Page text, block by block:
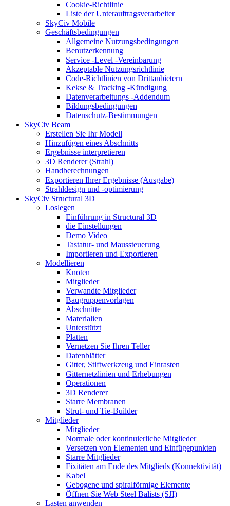
Cookie-Richtlinie
Liste der Unterauftragsverarbeiter
SkyCiv Mobile
Geschäftsbedingungen
Allgemeine Nutzungsbedingungen
Benutzerkennung
Service -Level -Vereinbarung
Akzeptable Nutzungsrichtlinie
Code-Richtlinien von Drittanbietern
Kekse & Tracking -Kündigung
Datenverarbeitungs -Addendum
Bildungsbedingungen
Datenschutz-Bestimmungen
SkyCiv Beam
Erstellen Sie Ihr Modell
Hinzufügen eines Abschnitts
Ergebnisse interpretieren
3D Renderer (Strahl)
Handberechnungen
Exportieren Ihrer Ergebnisse (Ausgabe)
Strahldesign und -optimierung
SkyCiv Structural 3D
Loslegen
Einführung in Structural 3D
die Einstellungen
Demo Video
Tastatur- und Maussteuerung
Importieren und Exportieren
Modellieren
Knoten
Mitglieder
Verwandte Mitglieder
Baugruppenvorlagen
Abschnitte
Materialien
Unterstützt
Platten
Vernetzen Sie Ihren Teller
Datenblätter
Gitter, Stiftwerkzeug und Einrasten
Gitternetzlinien und Erhebungen
Operationen
3D Renderer
Starre Membranen
Strut- und Tie-Builder
Mitglieder
Mitglieder
Normale oder kontinuierliche Mitglieder
Versetzen von Elementen und Einfügepunkten
Starre Mitglieder
Fixitäten am Ende des Mitglieds (Konnektivität)
Kabel
Gebogene und spiralförmige Elemente
Öffnen Sie Web Steel Balists (SJI)
Lasten anwenden